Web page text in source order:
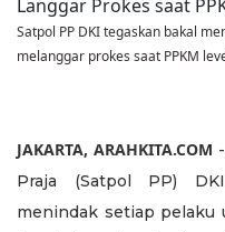
Satpol PP DKI tegaskan bakal
melanggar prokes saat PPKM
JAKARTA, ARAHKITA.COM
Praja (Satpol PP)
menindak setiap pelaku